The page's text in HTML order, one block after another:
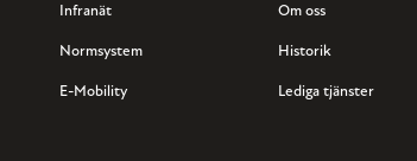
Infranät
Normsystem
E-Mobility
Om oss
Historik
Lediga tjänster